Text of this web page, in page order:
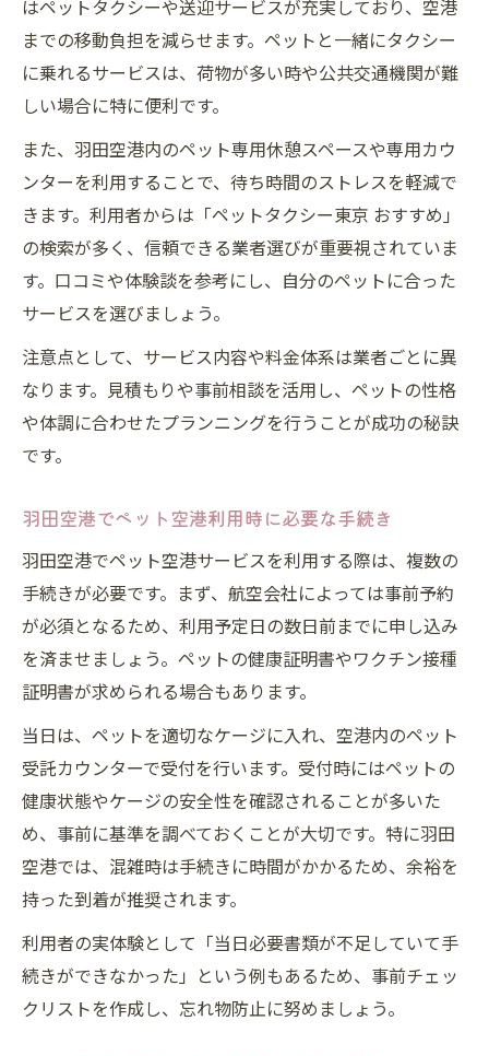
はペットタクシーや送迎サービスが充実しており、空港
までの移動負担を減らせます。ペットと一緒にタクシー
に乗れるサービスは、荷物が多い時や公共交通機関が難
しい場合に特に便利です。
また、羽田空港内のペット専用休憩スペースや専用カウ
ンターを利用することで、待ち時間のストレスを軽減で
きます。利用者からは「ペットタクシー東京 おすすめ」
の検索が多く、信頼できる業者選びが重要視されていま
す。口コミや体験談を参考にし、自分のペットに合った
サービスを選びましょう。
注意点として、サービス内容や料金体系は業者ごとに異
なります。見積もりや事前相談を活用し、ペットの性格
や体調に合わせたプランニングを行うことが成功の秘訣
です。
羽田空港でペット空港利用時に必要な手続き
羽田空港でペット空港サービスを利用する際は、複数の
手続きが必要です。まず、航空会社によっては事前予約
が必須となるため、利用予定日の数日前までに申し込み
を済ませましょう。ペットの健康証明書やワクチン接種
証明書が求められる場合もあります。
当日は、ペットを適切なケージに入れ、空港内のペット
受託カウンターで受付を行います。受付時にはペットの
健康状態やケージの安全性を確認されることが多いた
め、事前に基準を調べておくことが大切です。特に羽田
空港では、混雑時は手続きに時間がかかるため、余裕を
持った到着が推奨されます。
利用者の実体験として「当日必要書類が不足していて手
続きができなかった」という例もあるため、事前チェッ
クリストを作成し、忘れ物防止に努めましょう。